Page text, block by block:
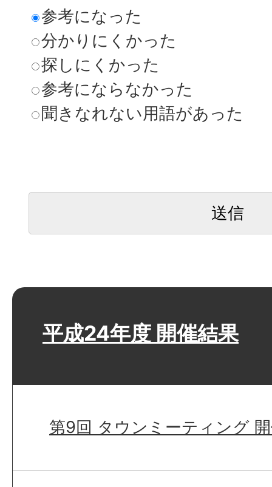
参考になった
分かりにくかった
探しにくかった
参考にならなかった
聞きなれない用語があった
平成24年度 開催結果
第9回 タウンミーティング